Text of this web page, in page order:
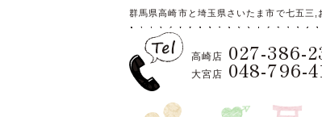
群馬県高崎市と埼玉県さいたま市で七五三
高崎店 027-386-
大宮店 048-796-
新着情報＆キ
選ばれる理
七五三